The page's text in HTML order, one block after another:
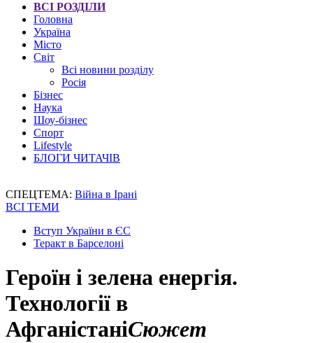
ВСІ РОЗДІЛИ
Головна
Україна
Місто
Світ
Всі новини розділу
Росія
Бізнес
Наука
Шоу-бізнес
Спорт
Lifestyle
БЛОГИ ЧИТАЧІВ
СПЕЦТЕМА: Війна в Ірані
ВСІ ТЕМИ
Вступ України в ЄС
Теракт в Барселоні
Героїн і зелена енергія.
Технології в
АфганістаніСюжет